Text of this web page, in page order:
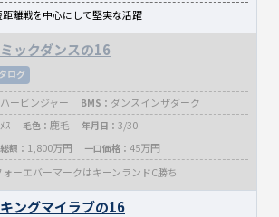
距離戦を中心にして堅実な活躍
ックダンスの16
ログ
ハービンジャー BMS： ダンスインザダーク
ﾒｽ 毛色： 鹿毛 年月日： 3/30
額： 1,800万円 一口価格： 45万円
ーエバーマークはキーンランドC勝ち
ングマイラブの16